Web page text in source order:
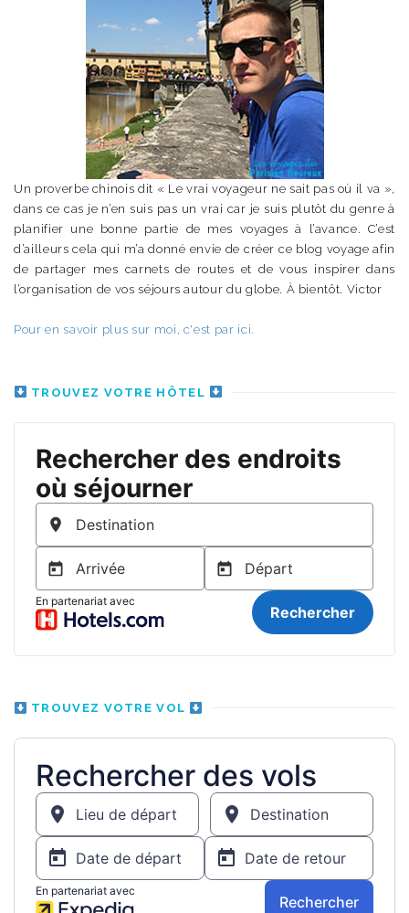
Un proverbe chinois dit « Le vrai voyageur ne sait pas où il va »,
dans ce cas je n’en suis pas un vrai car je suis plutôt du genre à
planifier une bonne partie de mes voyages à l’avance. C’est
d’ailleurs cela qui m’a donné envie de créer ce blog voyage afin
de partager mes carnets de routes et de vous inspirer dans
l’organisation de vos séjours autour du globe. À bientôt. Victor
Pour en savoir plus sur moi, c'est par ici.
TROUVEZ VOTRE HÔTEL
TROUVEZ VOTRE VOL